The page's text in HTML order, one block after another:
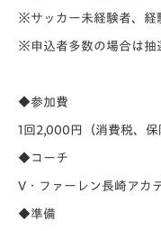
※サッカー未経験者、経
※申込者多数の場合は抽
◆参加費
1回2,000円（消費税、保
◆コーチ
V・ファーレン長崎アカ
◆準備